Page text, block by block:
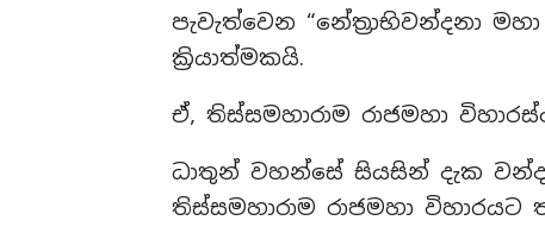
පැවැත්වෙන “නේත්‍රාභිවන්දනා
ක්‍රියාත්මකයි.
ඒ, තිස්සමහාරාම රාජමහා
ධාතුන් වහන්සේ සියසින් දැක
තිස්සමහාරාම රාජමහා